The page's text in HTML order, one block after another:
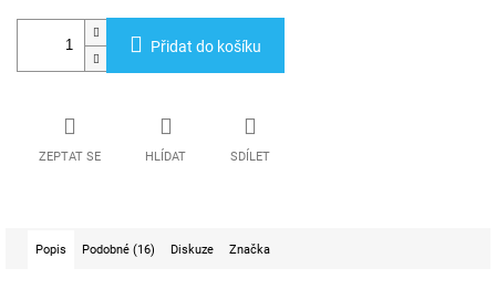
Přidat do košíku
ZEPTAT SE HLÍDAT SDÍLET
Popis Podobné (16) Diskuze Značka